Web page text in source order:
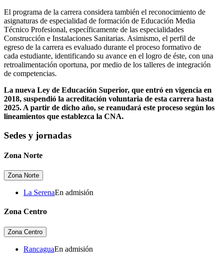
El programa de la carrera considera también el reconocimiento de
asignaturas de especialidad de formación de Educación Media
Técnico Profesional, específicamente de las especialidades
Construcción e Instalaciones Sanitarias. Asimismo, el perfil de
egreso de la carrera es evaluado durante el proceso formativo de
cada estudiante, identificando su avance en el logro de éste, con una
retroalimentación oportuna, por medio de los talleres de integración
de competencias.
La nueva Ley de Educación Superior, que entró en vigencia en
2018, suspendió la acreditación voluntaria de esta carrera hasta
2025. A partir de dicho año, se reanudará este proceso según los
lineamientos que establezca la CNA.
Sedes y jornadas
Zona Norte
Zona Norte
La SerenaEn admisión
Zona Centro
Zona Centro
RancaguaEn admisión